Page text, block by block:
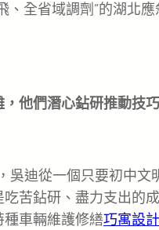
、全省域調劑”的湖北
，他們潛心鉆研推動技
迪從一個只要初中文
苦鉆研、盡力支出的
車輛維護修繕巧寓設計